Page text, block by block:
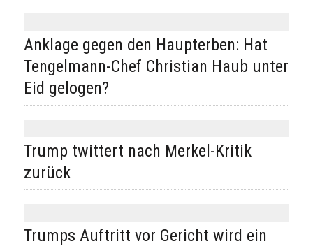
Anklage gegen den Haupterben: Hat
Tengelmann-Chef Christian Haub unter
Eid gelogen?
Trump twittert nach Merkel-Kritik
zurück
Trumps Auftritt vor Gericht wird ein